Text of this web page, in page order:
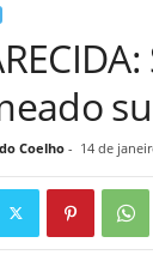
Coelho- 14 de